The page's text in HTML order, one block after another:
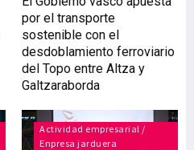
por el transporte
sostenible con el
desdoblamiento ferroviario
del Topo entre Altza y
Galtzaraborda
Actividad empresarial /
Enpresa jarduera